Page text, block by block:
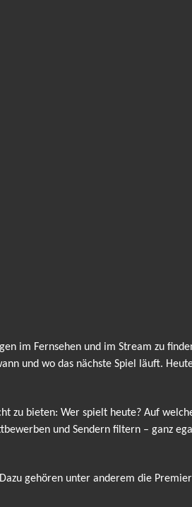
im Fernsehen und im Stream zu
und wo das nächste Spiel läuft.
zu bieten: Wer spielt heute? Auf
und Sendern filtern – ganz
gehören unter anderem die Premier